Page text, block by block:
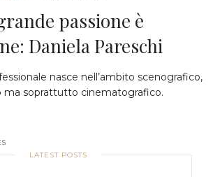
passione è
Daniela Pareschi
nasce nell’ambito scenografico,
ma soprattutto cinematografico.
LATEST POSTS